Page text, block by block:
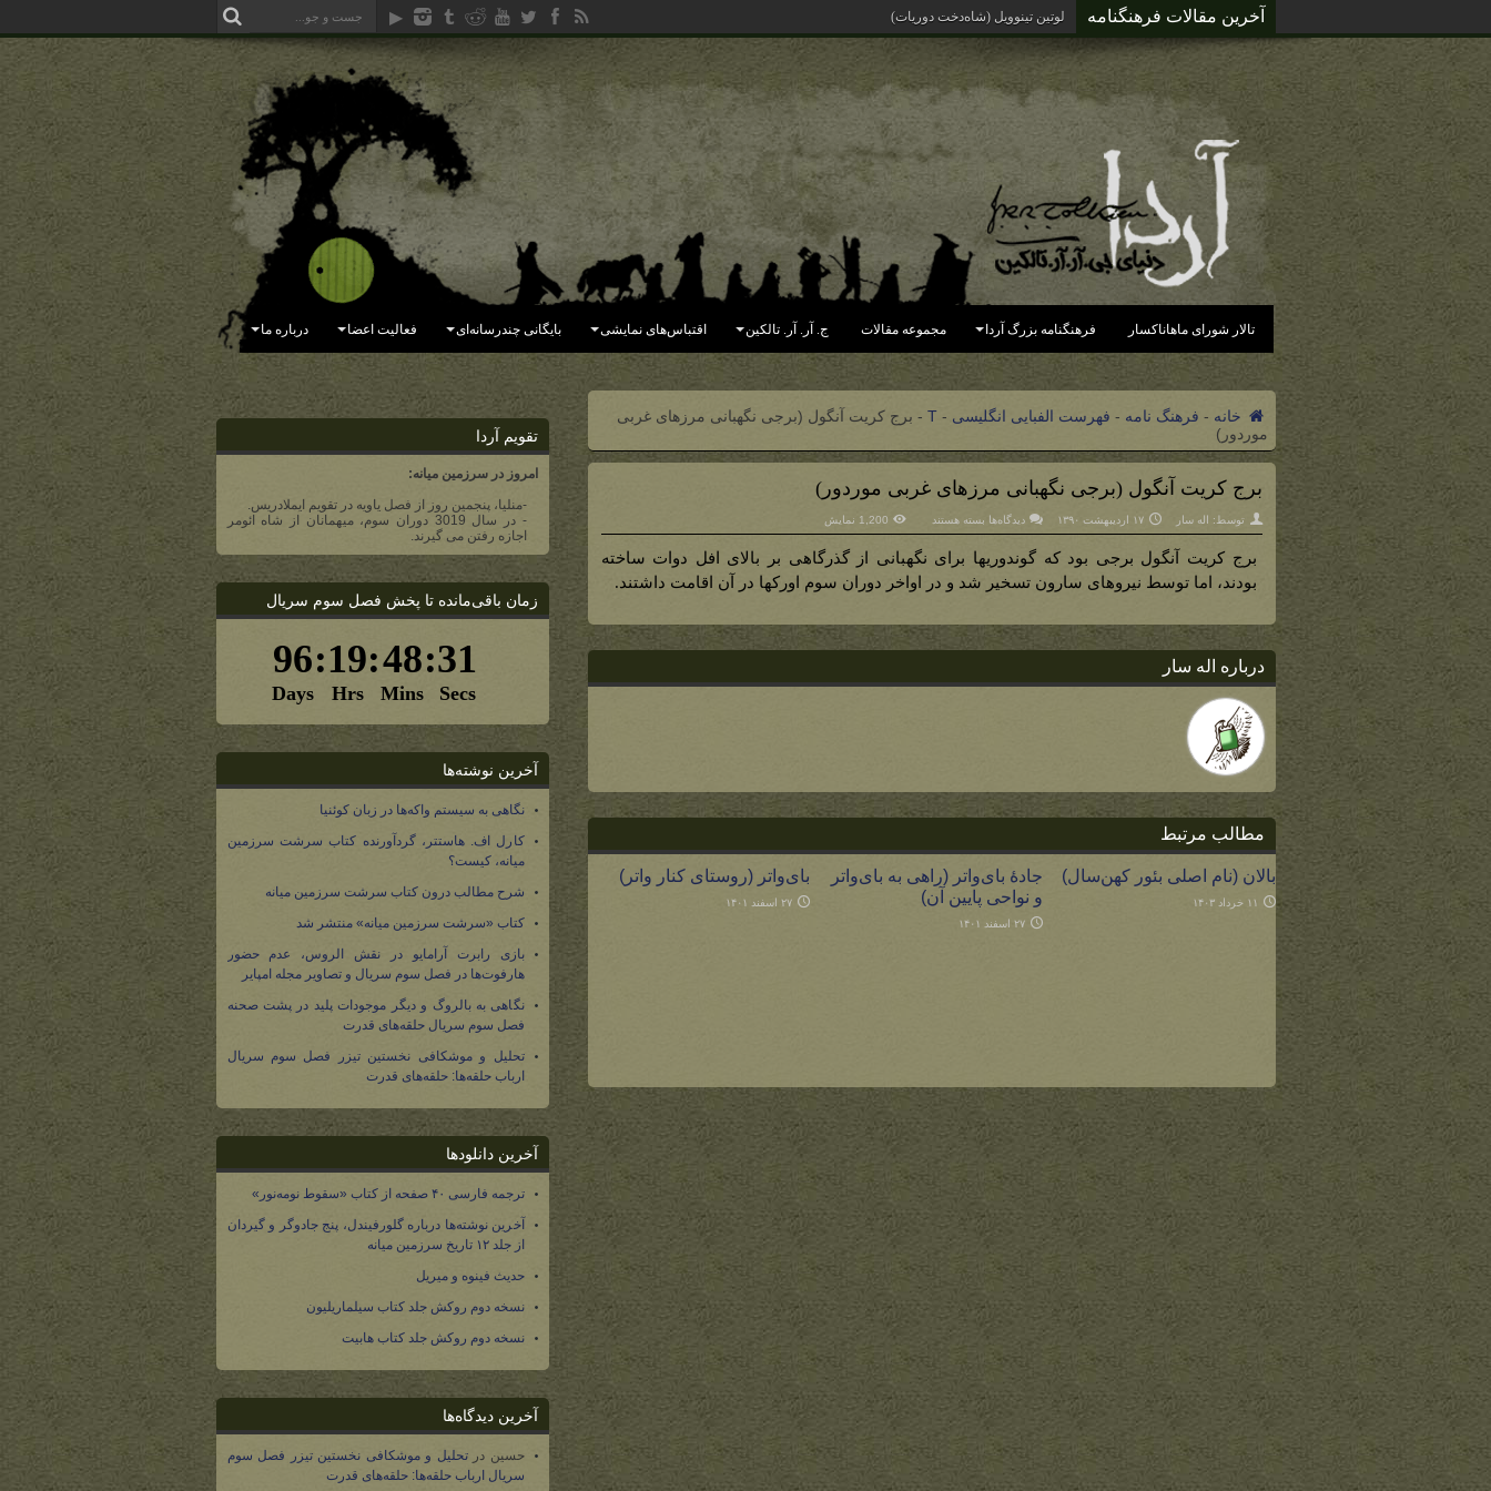
آخرین مقالات فرهنگنامه لوتین تینوویل (شاه‌دخت دوریات)
تالار شورای ماهاناکسار فرهنگنامه بزرگ آردا مجموعه مقالات ج. آر. آر. تالکین اقتباس‌های نمایشی بایگانی چندرسانه‌ای فعالیت اعضا درباره ما
خانه - فرهنگ نامه - فهرست الفبایی انگلیسی -
T
- برج کریت آنگول (برجی نگهبانی مرزهای غربی
موردور)
برج کریت آنگول (برجی نگهبانی مرزهای غربی موردور)
توسط: اله سار ۱۷ اردیبهشت ۱۳۹۰ دیدگاه‌ها برای
آنگول
(برجی
نگهبانی
مرزهای
بسته هستند 1,200 نمایش
برج کریت آنگول برجی بود که گوندوریها برای نگهبانی از گذرگاهی بر بالای افل دوات ساخته
بودند، اما توسط نیروهای سارون تسخیر شد و در اواخر دوران سوم اورکها در آن اقامت داشتند.
درباره اله سار
مطالب مرتبط
بالان (نام اصلی بئور کهن‌سال)
۱۱ خرداد ۱۴۰۳
جادۀ بای‌واتر (راهی به بای‌واتر
و نواحی پایین آن)
۲۷ اسفند ۱۴۰۱
بای‌واتر (روستای کنار واتر)
۲۷ اسفند ۱۴۰۱
تقویم آردا
امروز در سرزمین میانه:
-منلیا، پنجمین روز از فصل یاویه در تقویم ایملادریس.
- در سال 3019 دوران سوم، میهمانان از شاه ائومر
اجازه رفتن می گیرند.
زمان باقی‌مانده تا پخش فصل سوم سریال
آخرین نوشته‌ها
نگاهی به سیستم واکه‌ها در زبان کوئنیا
کارل اف. هاستتر، گردآورنده کتاب سرشت سرزمین
میانه، کیست؟
شرح مطالب درون کتاب سرشت سرزمین میانه
کتاب «سرشت سرزمین میانه» منتشر شد
بازی رابرت آرامایو در نقش الروس، عدم حضور
هارفوت‌ها در فصل سوم سریال و تصاویر مجله امپایر
نگاهی به بالروگ و دیگر موجودات پلید در پشت صحنه
فصل سوم سریال حلقه‌های قدرت
تحلیل و موشکافی نخستین تیزر فصل سوم سریال
ارباب حلقه‌ها: حلقه‌های قدرت
آخرین دانلودها
ترجمه فارسی ۴۰ صفحه از کتاب «سقوط نومه‌نور»
آخرین نوشته‌ها درباره گلورفیندل، پنج جادوگر و گیردان
از جلد ۱۲ تاریخ سرزمین میانه
حدیث فینوه و میریل
نسخه دوم روکش جلد کتاب سیلماریلیون
نسخه دوم روکش جلد کتاب هابیت
آخرین دیدگاه‌ها
حسین درتحلیل و موشکافی نخستین تیزر فصل سوم
سریال ارباب حلقه‌ها: حلقه‌های قدرت